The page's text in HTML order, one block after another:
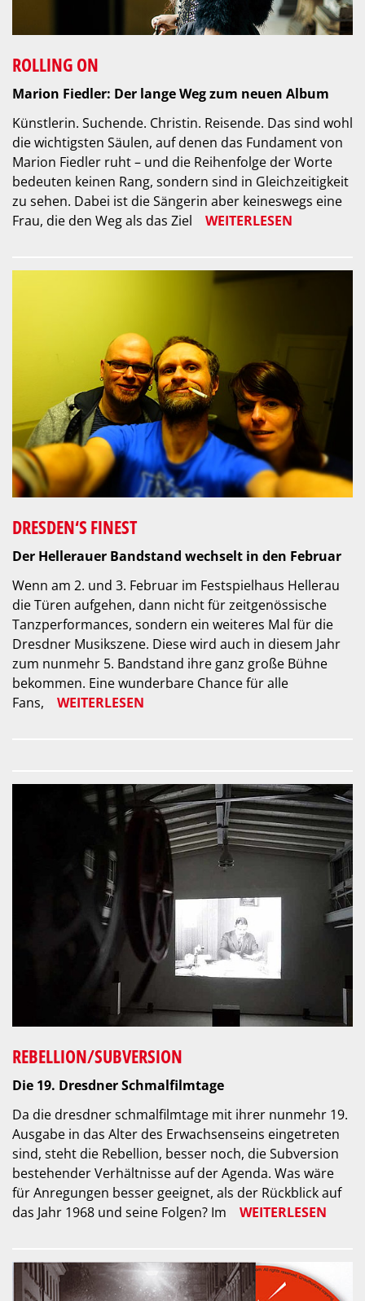
ROLLING ON
Marion Fiedler: Der lange Weg zum neuen Album
Künstlerin. Suchende. Christin. Reisende. Das sind wohl
die wichtigsten Säulen, auf denen das Fundament von
Marion Fiedler ruht – und die Reihenfolge der Worte
bedeuten keinen Rang, sondern sind in Gleichzeitigkeit
zu sehen. Dabei ist die Sängerin aber keineswegs eine
Frau, die den Weg als das Ziel
WEITERLESEN
DRESDEN‘S FINEST
Der Hellerauer Bandstand wechselt in den Februar
Wenn am 2. und 3. Februar im Festspielhaus Hellerau
die Türen aufgehen, dann nicht für zeitgenössische
Tanzperformances, sondern ein weiteres Mal für die
Dresdner Musikszene. Diese wird auch in diesem Jahr
zum nunmehr 5. Bandstand ihre ganz große Bühne
bekommen. Eine wunderbare Chance für alle
Fans,
WEITERLESEN
REBELLION/SUBVERSION
Die 19. Dresdner Schmalfilmtage
Da die dresdner schmalfilmtage mit ihrer nunmehr 19.
Ausgabe in das Alter des Erwachsenseins eingetreten
sind, steht die Rebellion, besser noch, die Subversion
bestehender Verhältnisse auf der Agenda. Was wäre
für Anregungen besser geeignet, als der Rückblick auf
das Jahr 1968 und seine Folgen? Im
WEITERLESEN